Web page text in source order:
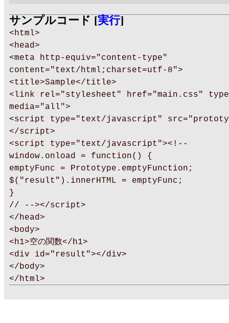
サンプルコード [実行]
<html>
<head>
<meta http-equiv="content-type"
content="text/html;charset=utf-8">
<title>Sample</title>
<link rel="stylesheet" href="main.css"
media="all">
<script type="text/javascript"
</script>
<script type="text/javascript"><!--
window.onload = function() {
emptyFunc = Prototype.emptyFunction;
$("result").innerHTML = emptyFunc;
}
// --></script>
</head>
<body>
<h1>空の関数</h1>
<div id="result"></div>
</body>
</html>